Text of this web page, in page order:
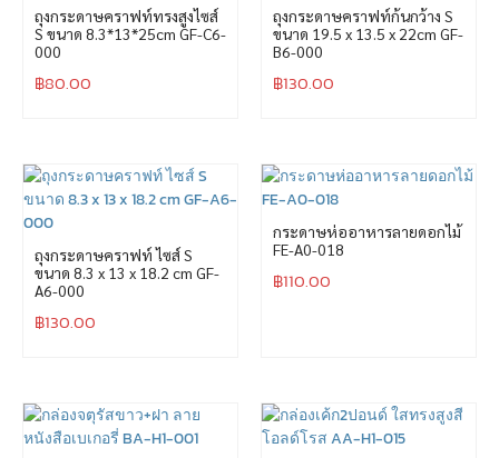
ถุงกระดาษคราฟท์ทรงสูงไซส์
S ขนาด 8.3*13*25cm GF-C6-
000
฿80.00
ถุงกระดาษคราฟท์ก้นกว้าง S
ขนาด 19.5 x 13.5 x 22cm GF-
B6-000
฿130.00
ถุงกระดาษคราฟท์ ไซส์ S
ขนาด 8.3 x 13 x 18.2 cm GF-
A6-000
฿130.00
กระดาษห่ออาหารลายดอกไม้
FE-A0-018
฿110.00